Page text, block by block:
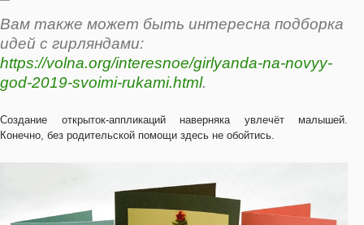
Вам также может быть интересна подборка
идей с гирляндами:
https://volna.org/interesnoe/girlyanda-na-novyy-
god-2019-svoimi-rukami.html.
Создание открыток-аппликаций наверняка увлечёт малышей.
Конечно, без родительской помощи здесь не обойтись.